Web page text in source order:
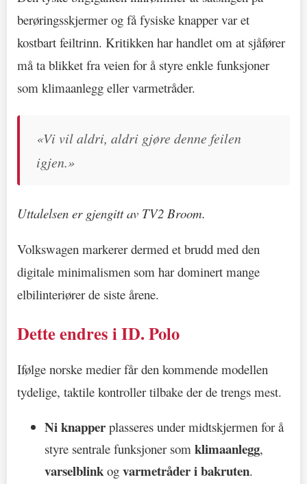
berøringsskjermer og få fysiske knapper var et
kostbart feiltrinn. Kritikken har handlet om at sjåfører
må ta blikket fra veien for å styre enkle funksjoner
som klimaanlegg eller varmetråder.
«Vi vil aldri, aldri gjøre denne feilen
igjen.»
Uttalelsen er gjengitt av TV2 Broom.
Volkswagen markerer dermed et brudd med den
digitale minimalismen som har dominert mange
elbilinteriører de siste årene.
Dette endres i ID. Polo
Ifølge norske medier får den kommende modellen
tydelige, taktile kontroller tilbake der de trengs mest.
Ni knapper plasseres under midtskjermen for å
styre sentrale funksjoner som klimaanlegg,
varselblinkog varmetråder i bakruten.